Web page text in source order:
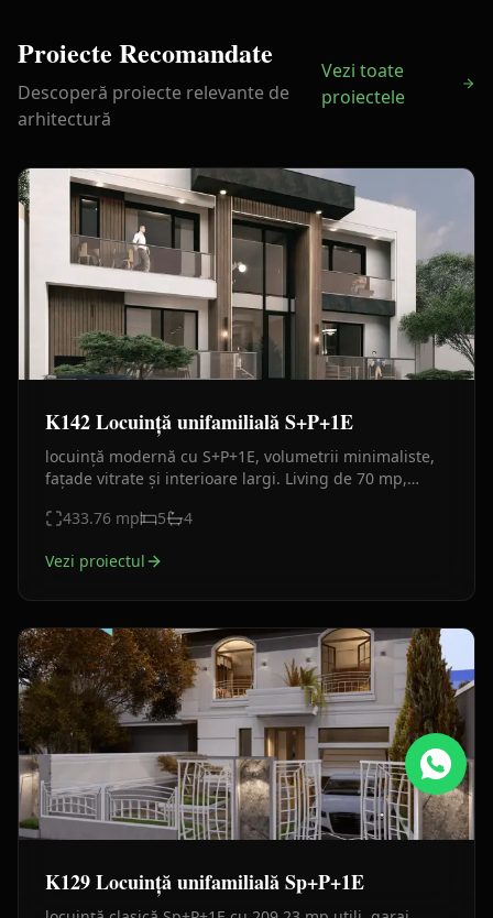
Proiecte Recomandate
Descoperă proiecte relevante de
arhitectură
Vezi toate
proiectele
K142 Locuință unifamilială S+P+1E
locuință modernă cu S+P+1E, volumetrii minimaliste,
fațade vitrate și interioare largi. Living de 70 mp,
433.76 mp 5 4
Vezi proiectul
K129 Locuință unifamilială Sp+P+1E